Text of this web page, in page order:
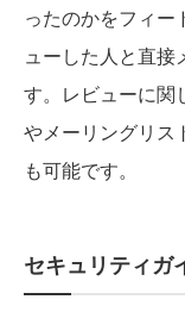
ったのかをフィ
ューした人と直接
す。レビューに関
やメーリングリス
も可能です。
セキュリティガ